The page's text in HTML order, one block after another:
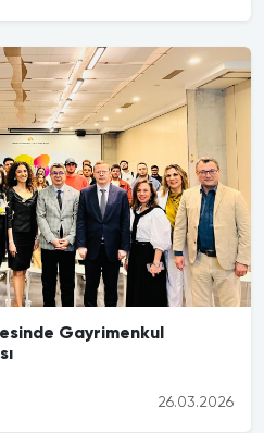
Gayrimenkul
26.03.2026